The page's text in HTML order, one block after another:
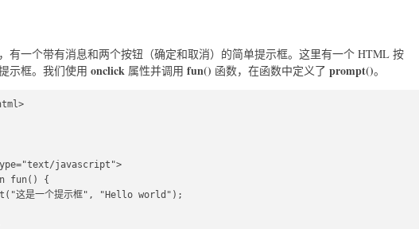
有一个带有消息和两个按钮（确定和取消）的简单提示框。这里有一个 HTML 按
示框。我们使用 onclick 属性并调用 fun() 函数，在函数中定义了 prompt()。
html>